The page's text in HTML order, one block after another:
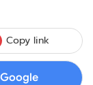
Copy link
Google